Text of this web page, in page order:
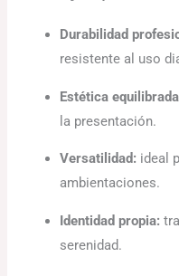
Durabilidad
resistente al uso
Estética
la presentación.
Versatilidad: ideal
ambientaciones.
Identidad propia:
serenidad.